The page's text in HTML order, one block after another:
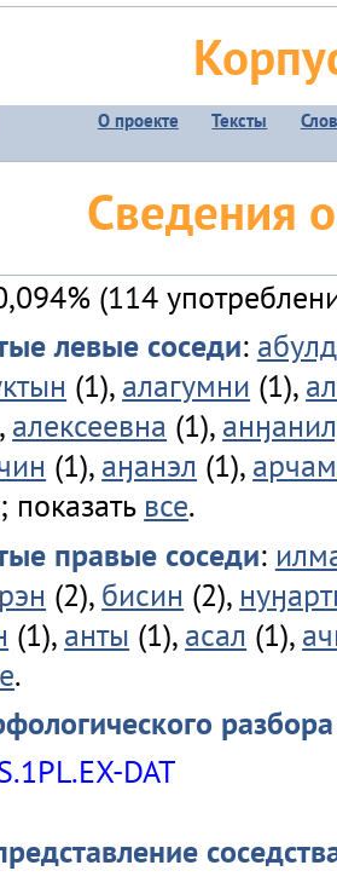
О проекте Тексты
Сведения
(114
левые соседи:
(1), алагумни (1),
алексеевна (1),
(1), аӈанэл (1),
показать все.
правые соседи:
(2), бисин (2),
(1), анты (1), асал (1),
.
разбора
DAT